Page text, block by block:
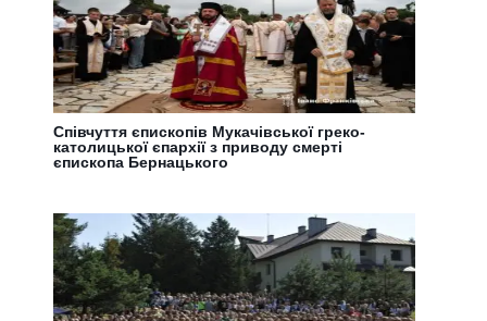
Співчуття єпископів Мукачівської греко-
католицької єпархії з приводу смерті
єпископа Бернацького